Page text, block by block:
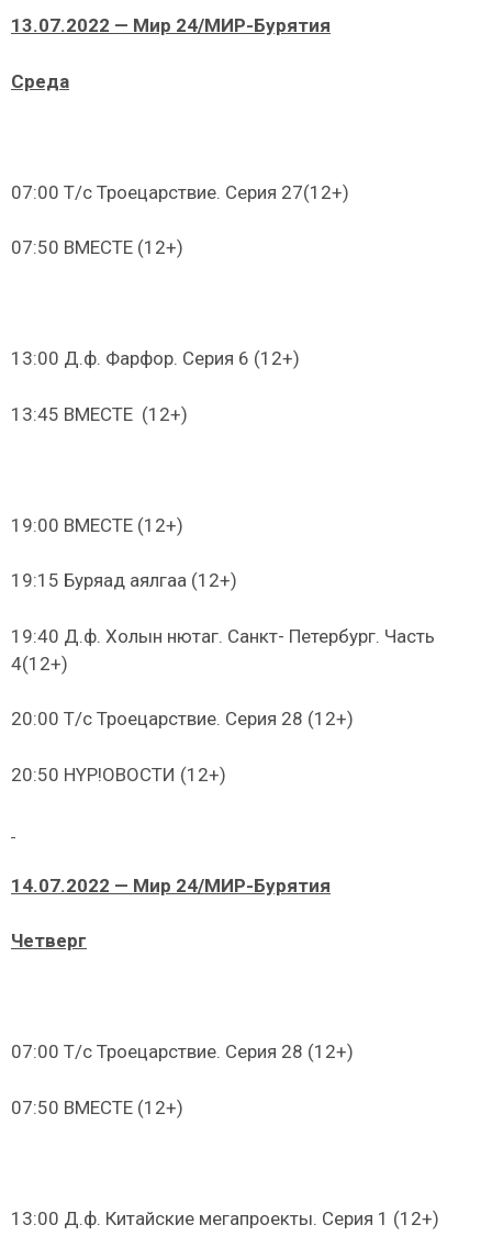
13.07.2022 — Мир 24/МИР-Бурятия
Среда
07:00 Т/с Троецарствие. Серия 27(12+)
07:50 ВМЕСТЕ (12+)
13:00 Д.ф. Фарфор. Серия 6 (12+)
13:45 ВМЕСТЕ (12+)
19:00 ВМЕСТЕ (12+)
19:15 Буряад аялгаа (12+)
19:40 Д.ф. Холын нютаг. Санкт- Петербург. Часть
4(12+)
20:00 Т/с Троецарствие. Серия 28 (12+)
20:50 HYP!ОВОСТИ (12+)
14.07.2022 — Мир 24/МИР-Бурятия
Четверг
07:00 Т/с Троецарствие. Серия 28 (12+)
07:50 ВМЕСТЕ (12+)
13:00 Д.ф. Китайские мегапроекты. Серия 1 (12+)